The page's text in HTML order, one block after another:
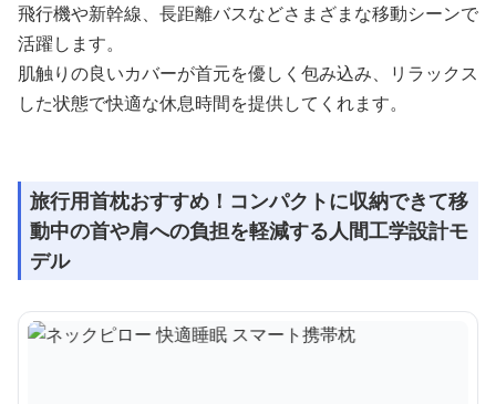
飛行機や新幹線、長距離バスなどさまざまな移動シーンで
活躍します。
肌触りの良いカバーが首元を優しく包み込み、リラックス
した状態で快適な休息時間を提供してくれます。
旅行用首枕おすすめ！コンパクトに収納できて移
動中の首や肩への負担を軽減する人間工学設計モ
デル